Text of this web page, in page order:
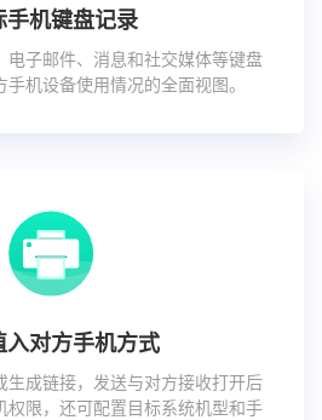
手机键盘记录
电子邮件、消息和社交媒体等键盘
机设备使用情况的全面视图。
入对方手机方式
生成链接，发送与对方接收打开后
权限，还可配置目标系统机型和手